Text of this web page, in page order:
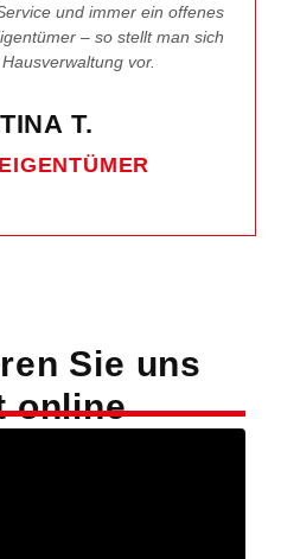
und immer ein offenes
– so stellt man sich
vor.
T.
Sie uns
online